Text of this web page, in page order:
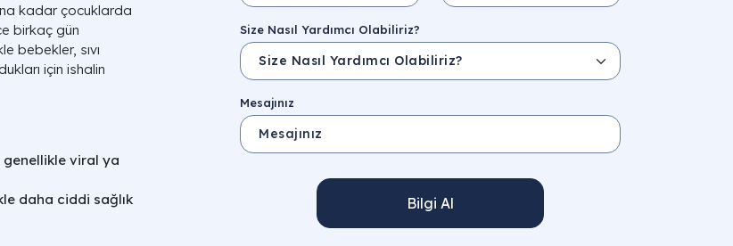
kadar çocuklarda
birkaç gün
bebekler, sıvı
için ishalin
viral ya
daha ciddi sağlık
Size Nasıl Yardımcı Olabiliriz?
Mesajınız
Bilgi Al